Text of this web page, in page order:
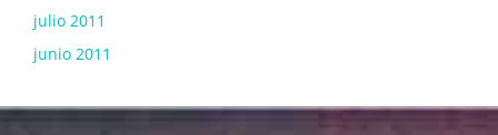
julio 2011
junio 2011